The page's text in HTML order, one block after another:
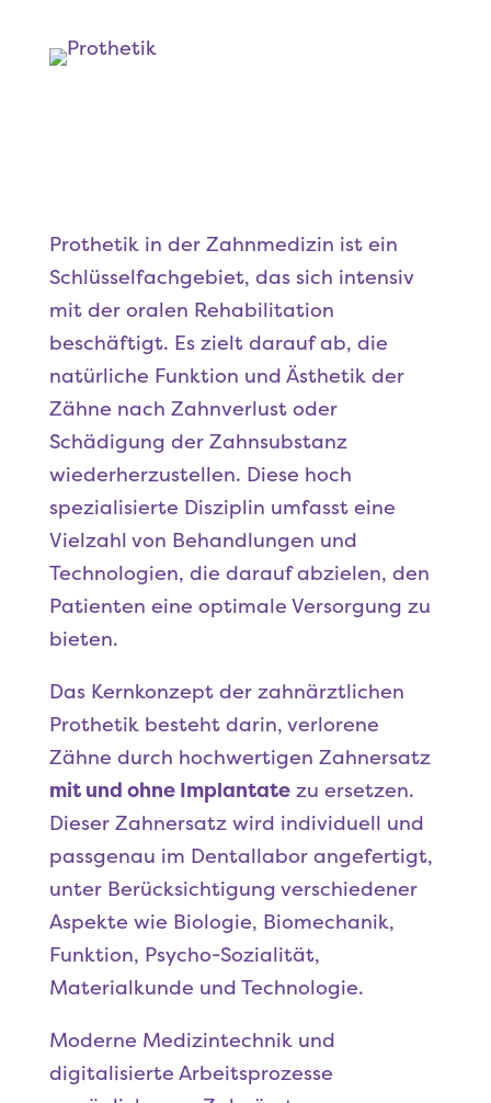
Prothetik in der Zahnmedizin ist ein
Schlüsselfachgebiet, das sich intensiv
mit der oralen Rehabilitation
beschäftigt. Es zielt darauf ab, die
natürliche Funktion und Ästhetik der
Zähne nach Zahnverlust oder
Schädigung der Zahnsubstanz
wiederherzustellen. Diese hoch
spezialisierte Disziplin umfasst eine
Vielzahl von Behandlungen und
Technologien, die darauf abzielen, den
Patienten eine optimale Versorgung zu
bieten.
Das Kernkonzept der zahnärztlichen
Prothetik besteht darin, verlorene
Zähne durch hochwertigen Zahnersatz
mit und ohne Implantatezu ersetzen.
Dieser Zahnersatz wird individuell und
passgenau im Dentallabor angefertigt,
unter Berücksichtigung verschiedener
Aspekte wie Biologie, Biomechanik,
Funktion, Psycho-Sozialität,
Materialkunde und Technologie.
Moderne Medizintechnik und
digitalisierte Arbeitsprozesse